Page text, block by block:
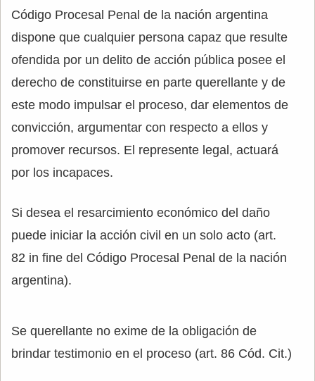
Código Procesal Penal de la nación argentina
dispone que cualquier persona capaz que resulte
ofendida por un delito de acción pública posee el
derecho de constituirse en parte querellante y de
este modo impulsar el proceso, dar elementos de
convicción, argumentar con respecto a ellos y
promover recursos. El represente legal, actuará
por los incapaces.
Si desea el resarcimiento económico del daño
puede iniciar la acción civil en un solo acto (art.
82 in fine del Código Procesal Penal de la nación
argentina).
Se querellante no exime de la obligación de
brindar testimonio en el proceso (art. 86 Cód. Cit.)